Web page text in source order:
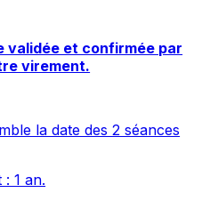
validée et confirmée par
virement.
la date des 2 séances
1 an.